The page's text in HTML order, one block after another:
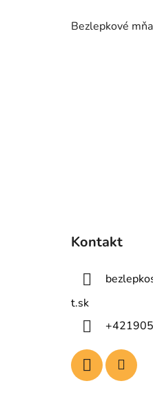
Bezlepkové
Kontakt
t.sk